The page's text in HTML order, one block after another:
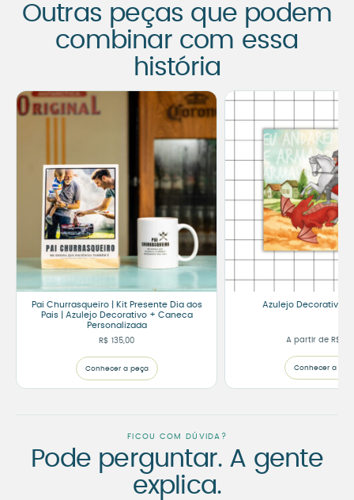
Outras peças que podem
combinar com essa
história
Pai Churrasqueiro | Kit Presente Dia dos
Pais | Azulejo Decorativo + Caneca
Personalizada
R$ 135,00
Conhecer a peça
Azulejo Decorativo
A partir de R$
Conhecer a
FICOU COM DÚVIDA?
Pode perguntar. A gente
explica.